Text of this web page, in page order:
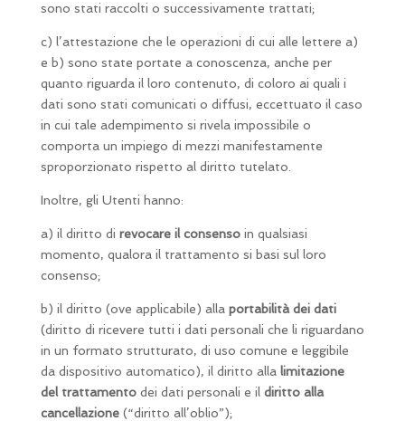
sono stati raccolti o successivamente trattati;
c) l’attestazione che le operazioni di cui alle lettere a)
e b) sono state portate a conoscenza, anche per
quanto riguarda il loro contenuto, di coloro ai quali i
dati sono stati comunicati o diffusi, eccettuato il caso
in cui tale adempimento si rivela impossibile o
comporta un impiego di mezzi manifestamente
sproporzionato rispetto al diritto tutelato.
Inoltre, gli Utenti hanno:
a) il diritto di revocare il consensoin qualsiasi
momento, qualora il trattamento si basi sul loro
consenso;
b) il diritto (ove applicabile) alla portabilità dei dati
(diritto di ricevere tutti i dati personali che li riguardano
in un formato strutturato, di uso comune e leggibile
da dispositivo automatico), il diritto alla limitazione
del trattamentodei dati personali e il diritto alla
cancellazione(“diritto all’oblio”);